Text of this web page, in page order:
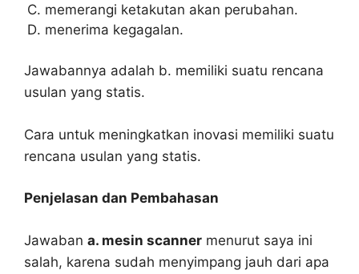
memerangi ketakutan akan perubahan.
menerima kegagalan.
Jawabannya adalah b. memiliki suatu rencana
usulan yang statis.
Cara untuk meningkatkan inovasi memiliki suatu
rencana usulan yang statis.
Penjelasan dan Pembahasan
Jawaban a. mesin scanner menurut saya ini
salah, karena sudah menyimpang jauh dari apa